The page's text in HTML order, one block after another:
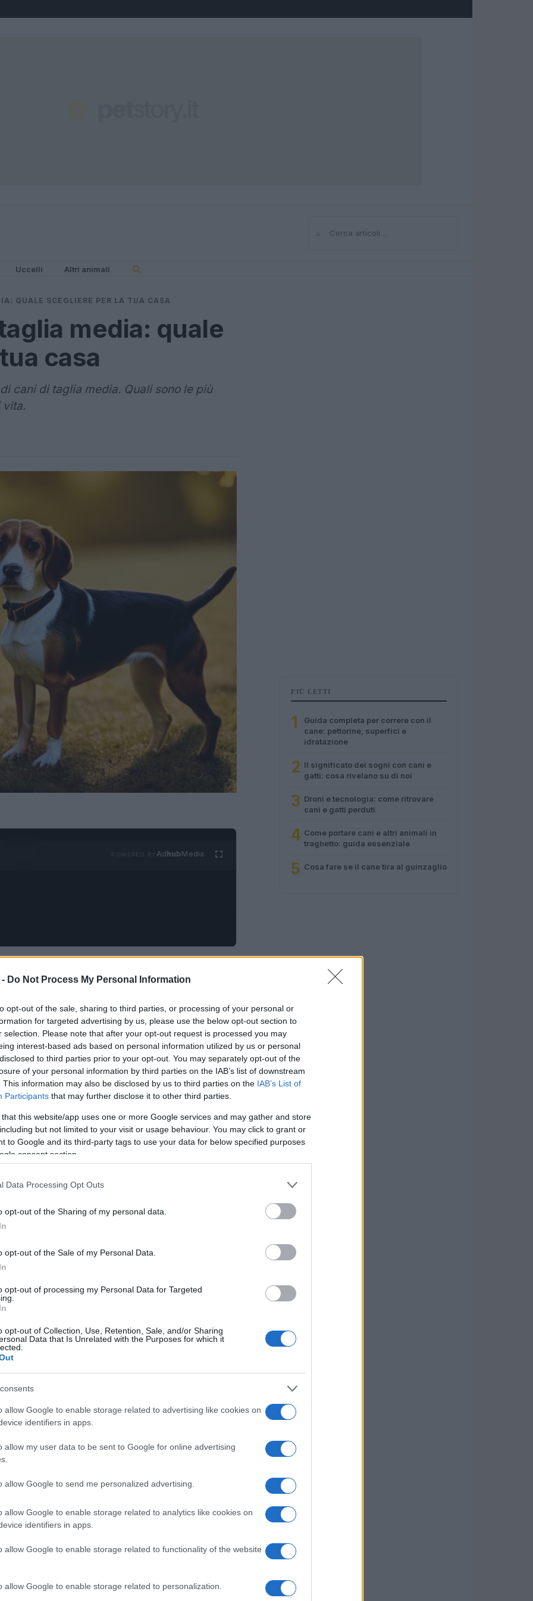
Do Not Process My Personal Information
opt-out of the sale, sharing to third parties, or processing of your personal or
for targeted advertising by us, please use the below opt-out section to
selection. Please note that after your opt-out request is processed you may
interest-based ads based on personal information utilized by us or personal
to third parties prior to your opt-out. You may separately opt-out of the
of your personal information by third parties on the IAB’s list of downstream
This information may also be disclosed by us to third parties on the IAB’s List of
Participants that may further disclose it to other third parties.
that this website/app uses one or more Google services and may gather and store
but not limited to your visit or usage behaviour. You may click to grant or
to Google and its third-party tags to use your data for below specified purposes
consent section.
Data Processing Opt Outs
opt-out of the Sharing of my personal data.
opt-out of the Sale of my Personal Data.
opt-out of processing my Personal Data for Targeted
opt-out of Collection, Use, Retention, Sale, and/or Sharing
Data that Is Unrelated with the Purposes for which it
allow Google to enable storage related to advertising like cookies on
identifiers in apps.
allow my user data to be sent to Google for online advertising
allow Google to send me personalized advertising.
allow Google to enable storage related to analytics like cookies on
identifiers in apps.
allow Google to enable storage related to functionality of the website
allow Google to enable storage related to personalization.
Cerca
Uccelli Altri animali
QUALE SCEGLIERE PER LA TUA CASA
media: quale
casa
cani di taglia media. Quali sono le più
vita.
AdhubMedia
per chi cerca un compagno fedele e vivace,
troppo piccolo. Tuttavia, con tante razze tra
sia la più adatta per la tua casa e il tuo
le diverse razze di cani di taglia media e
quella giusta per te.
di taglia media
media tra cui scegliere,
ognuna con le
. Ad esempio, ilBeagleè noto per il suo
di giochi per i bambini, mentre il
Terrier
di sé e capace di gestire la sua forza. Altre
cane di taglia media più
media, è importante
la quantità di esercizio fisico
il livello di esperienza del proprietario
optare per una razza di cane che non
PIÙ LETTI
1
Guida completa per correre con il
cane: pettorine, superfici e
idratazione
2 Il significato dei sogni con cani e
gatti: cosa rivelano su di noi
3 Droni e tecnologia: come ritrovare
cani e gatti perduti
4 Come portare cani e altri animali in
traghetto: guida essenziale
5 Cosa fare se il cane tira al guinzaglio